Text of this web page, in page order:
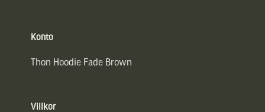
Konto
Thon Hoodie Fade Brown
Villkor